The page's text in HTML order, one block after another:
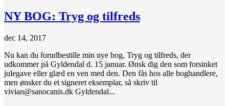
NY BOG: Tryg og tilfreds
dec 14, 2017
Nu kan du forudbestille min nye bog, Tryg og tilfreds, der
udkommer på Gyldendal d. 15 januar. Ønsk dig den som forsinket
julegave eller glæd en ven med den. Den fås hos alle boghandlere,
men ønsker du et signeret eksemplar, så skriv til
vivian@sanocanis.dk Gyldendal...